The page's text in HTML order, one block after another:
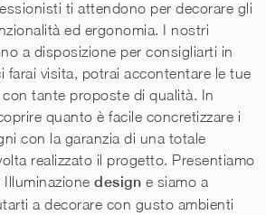
ti attendono per decorare gli
ed ergonomia. I nostri
a disposizione per consigliarti in
farai visita, potrai accontentare le tue
tante proposte di qualità. In
quanto è facile concretizzare i
con la garanzia di una totale
realizzato il progetto. Presentiamo
design e siamo a
a decorare con gusto ambienti